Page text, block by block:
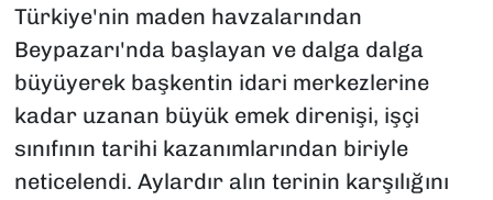
Türkiye'nin maden havzalarından
Beypazarı'nda başlayan ve dalga dalga
büyüyerek başkentin idari merkezlerine
kadar uzanan büyük emek direnişi, işçi
sınıfının tarihi kazanımlarından biriyle
neticelendi. Aylardır alın terinin karşılığını